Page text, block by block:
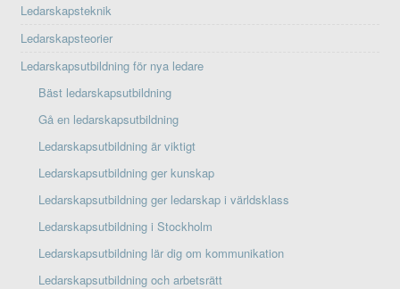
Ledarskapsteknik
Ledarskapsteorier
Ledarskapsutbildning för nya ledare
Bäst ledarskapsutbildning
Gå en ledarskapsutbildning
Ledarskapsutbildning är viktigt
Ledarskapsutbildning ger kunskap
Ledarskapsutbildning ger ledarskap i världsklass
Ledarskapsutbildning i Stockholm
Ledarskapsutbildning lär dig om kommunikation
Ledarskapsutbildning och arbetsrätt